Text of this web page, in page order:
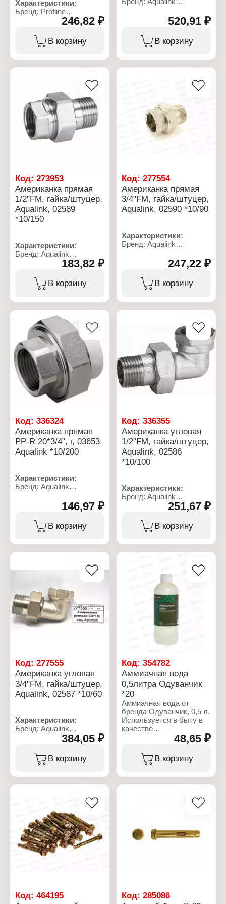
Характеристики:
Бренд: Profline
Тип товара: Муфта
Вариация: Американка
Вид: комбинированная
Конструкция: разъемная
Резьбовое соединение:
Материал: латунь,
полипропилен
Максимальное
давление: 25 бар
246,82 ₽
В корзину
Тип товара: Американка
Вариация: накидная
Форма: прямая
никелированным
покрытием
Общая длина: 53 мм
Тип фитинга: сгон прямой
Номинальное давление:
Максимальная
температура рабочей
среды: 200 С
520,91 ₽
В корзину
Код: 273953
Американка прямая
1/2"FM, гайка/штуцер,
Aqualink, 02589
*10/150
Характеристики:
Бренд: Aqualink
Артикул: 2589
Тип товара: Американка
Вариация: накидная
никелированным
покрытием
Общая длина: 43 мм
Тип фитинга: сгон прямой
Тип резьбы: 1/2"F-1/2"M
Номинальное давление:
35 бар
Максимальная
температура рабочей
среды: 200 С
183,82 ₽
В корзину
Код:277554
Американка прямая
3/4"FM, гайка/штуцер,
Aqualink, 02590 *10/90
Характеристики:
Бренд: Aqualink
Тип товара: Американка
Вариация: накидная
Форма: прямая
никелированным
покрытием
Общая длина: 46 мм
Тип фитинга: сгон прямой
Тип резьбы: 3/4"F-3/4"М
Номинальное давление:
35 бар
Максимальная
температура рабочей
среды: 200 С
247,22 ₽
В корзину
Код: 336324
Американка прямая
PP-R 20*3/4", г, 03653
Aqualink *10/200
Характеристики:
Бренд: Aqualink
Тип товара: Американка
Форма: прямая
Материал:
полипропилен, латунь
Тип фитинга: муфта
Номинальное давление:
Температура рабочей
среды: 50-95 С
146,97 ₽
В корзину
Код:336355
Американка угловая
1/2"FM, гайка/штуцер,
Aqualink, 02586
*10/100
Характеристики:
Бренд: Aqualink
Артикул: 2586
Тип товара: Американка
Вариация: накидная
Общая длина: 50 мм
Тип фитинга: сгон
Тип резьбы: 1/2"F-1/2"M
Номинальное давление:
Максимальная
температура рабочей
251,67 ₽
В корзину
Код: 277555
Американка угловая
3/4"FM, гайка/штуцер,
Aqualink, 02587 *10/60
Характеристики:
Бренд: Aqualink
Артикул: 2587
Тип товара: Американка
Вариация: накидная
Общая длина: 55 мм
Тип фитинга: сгон
угловой
Тип резьбы: 3/4"F-3/4"М
Номинальное давление:
35 бар
Максимальная
384,05 ₽
В корзину
Код:354782
Аммиачная вода
0,5литра Одуванчик
*20
Аммиачная вода от
бренда Одуванчик, 0,5 л.
Используется в быту в
качестве
высокоэффективного
чистящего, моющего и
обезжиривающего
средства для мойки
пятен и загрязнений. Не
горит. Не взрывоопасна.
всех видов растений в
качестве подкормки, а
Тип товара: Аммиачная
вода
48,65 ₽
В корзину
Код: 464195
Код:285086